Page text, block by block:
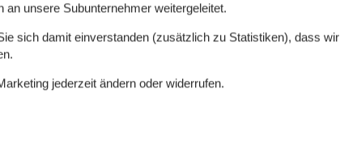
unsere Subunternehmer weitergeleitet.
sich damit einverstanden (zusätzlich zu Statistiken), dass wir
jederzeit ändern oder widerrufen.